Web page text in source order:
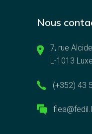
Nous
7, rue
L-1013
(+352) 43